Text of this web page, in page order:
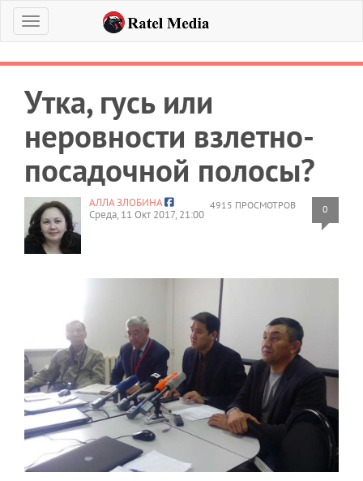
Меню
Утка, гусь или
неровности взлетно-
посадочной полосы?
4915 ПРОСМОТРОВ 0
АЛЛА ЗЛОБИНА
Среда, 11 Окт 2017, 21:00